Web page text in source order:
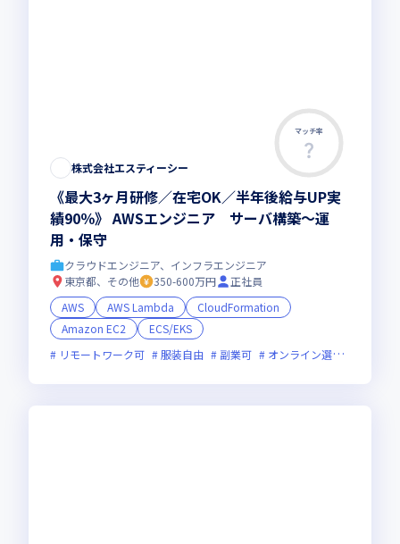
マッチ率
株式会社エスティーシー
《最大3ヶ月研修／在宅OK／半年後給与UP実
績90％》 AWSエンジニア サーバ構築～運
用・保守
クラウドエンジニア、インフラエンジニア
東京都、その他
350-600万円
正社員
AWS
AWS Lambda
CloudFormation
Amazon EC2
ECS/EKS
リモートワーク可
服装自由 副業可 オンライン選考可